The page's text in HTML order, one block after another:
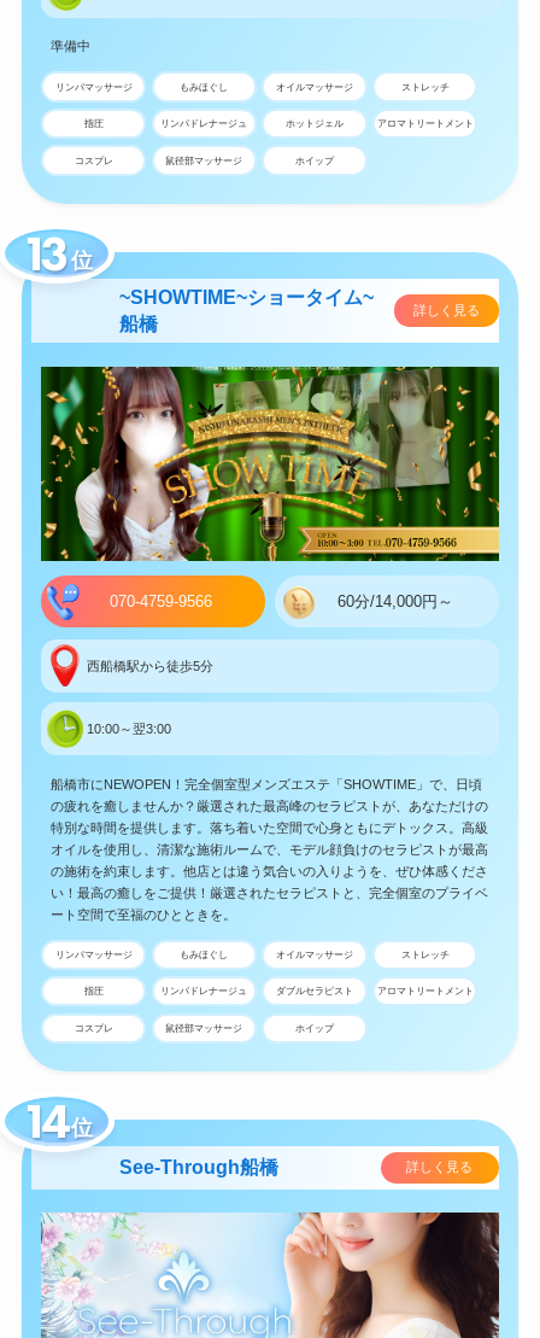
準備中
リンパマッサージ もみほぐし オイルマッサージ ストレッチ
指圧 リンパドレナージュ ホットジェル アロマトリートメント
コスプレ 鼠径部マッサージ ホイップ
位
~SHOWTIME~ショータイム~
船橋
詳しく見る
070-4759-9566 60分/14,000円～
西船橋駅から徒歩5分
10:00～翌3:00
船橋市にNEWOPEN！完全個室型メンズエステ「SHOWTIME」で、日頃
の疲れを癒しませんか？厳選された最高峰のセラピストが、あなただけの
特別な時間を提供します。落ち着いた空間で心身ともにデトックス。高級
オイルを使用し、清潔な施術ルームで、モデル顔負けのセラピストが最高
の施術を約束します。他店とは違う気合いの入りようを、ぜひ体感くださ
い！最高の癒しをご提供！厳選されたセラピストと、完全個室のプライベ
ート空間で至福のひとときを。
リンパマッサージ もみほぐし オイルマッサージ ストレッチ
指圧 リンパドレナージュ ダブルセラピスト アロマトリートメント
コスプレ 鼠径部マッサージ ホイップ
位
See-Through船橋 詳しく見る